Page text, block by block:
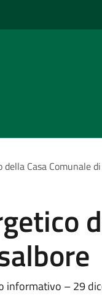
Casa Comunale
informativo – 29